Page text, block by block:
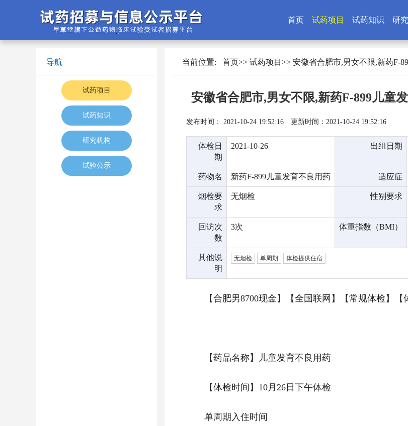
首页 试药项目 试药知识 研
导航
试药项目
试药知识
研究机构
试验公示
当前位置: 首页>> 试药项目 >> 安徽省合肥市,男女不限,新药F-
安徽省合肥市,男女不限,新药F-899儿童
发布时间： 2021-10-24 19:52:16 更新时间：2021-10-24 19:52:16
体检日
期
2021-10-26 出组日期
药物名 新药F-899儿童发育不良用药 适应症
烟检要
求
无烟检 性别要求
回访次
数
3次 体重指数（BMI）
其他说
明
无烟检 单周期 体检提供住宿
【合肥男8700现金】【全国联网】【常规体检】
【药品名称】儿童发育不良用药
【体检时间】10月26日下午体检
单周期入住时间